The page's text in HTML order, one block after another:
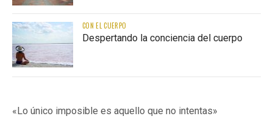
CON EL CUERPO
Despertando la conciencia del cuerpo
«Lo único imposible es aquello que no intentas»